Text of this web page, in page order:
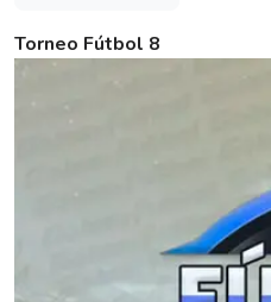
Torneo Fútbol 8